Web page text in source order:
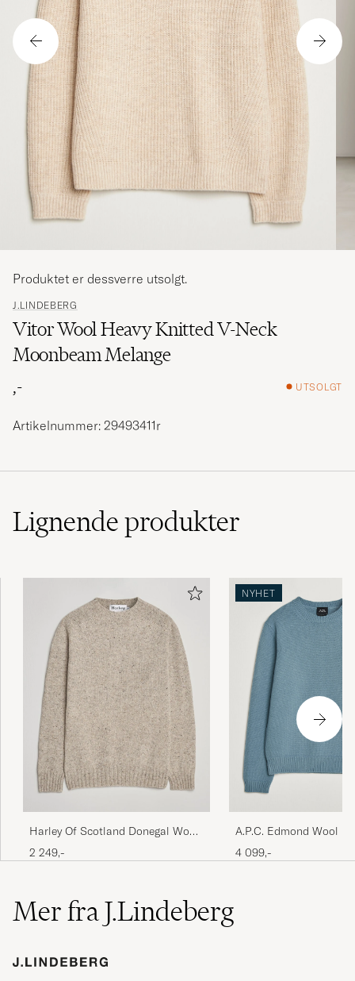
J.LINDEBERG
Vitor Wool Heavy Knitted V-Neck
Moonbeam Melange
,-
UTSOLGT
Produktet er dessverre utsolgt.
Artikelnummer: 29493411r
Lignendeprodukter
Harley Of Scotland Donegal Wool
Crewneck Mull
2 249,-
NYHET
A.P.C. Edmond Wool
Sweater Light Blue
4 099,-
Mer fra J.Lindeberg